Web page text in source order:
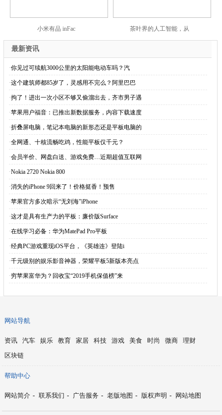
小米有品 inFac 茶叶界的人工智能，从
最新资讯
·你见过可续航3000公里的太阳能电动车吗？汽
·这个建筑师都85岁了，灵感用不完么？阿里巴巴
·拘了！进出一次小区不够又偷溜出去，齐市男子遇
·苹果用户福音：已推出新数据服务，内容下载速度
·折叠屏电脑，笔记本电脑的新形态还是平板电脑的
·全网通、十核流畅吃鸡，性能平板仅千元？
·会员半价、网盘白送、游戏免费…近期超值互联网
·Nokia 2720 Nokia 800
·消失的iPhone 9回来了！价格挺香！预售
·苹果官方多次暗示“无刘海”iPhone
·这才是具有生产力的平板：廉价版Surface
·在线学习必备：华为MatePad Pro平板
·经典PC游戏重现iOS平台，《英雄连》登陆i
·千元级别的娱乐影音神器，荣耀平板5新版本亮点
·穷苹果富华为？回收宝“2019手机保值榜”来
网站导航
资讯 汽车 娱乐 教育 家居 科技 游戏 美食 时尚 微商
理财
区块链
帮助中心
网站简介 - 联系我们 - 广告服务 - 老版地图 - 版权声明 - 网站地图